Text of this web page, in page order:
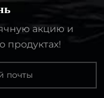
акцию и
продуктах!